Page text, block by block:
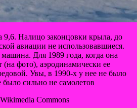
9,6. Налицо законцовки крыла, до
авиации не использовавшиеся.
Для 1989 года, когда она
фото), аэродинамически ее
Увы, в 1990-х у нее не было
сильно не самолетов
Commons